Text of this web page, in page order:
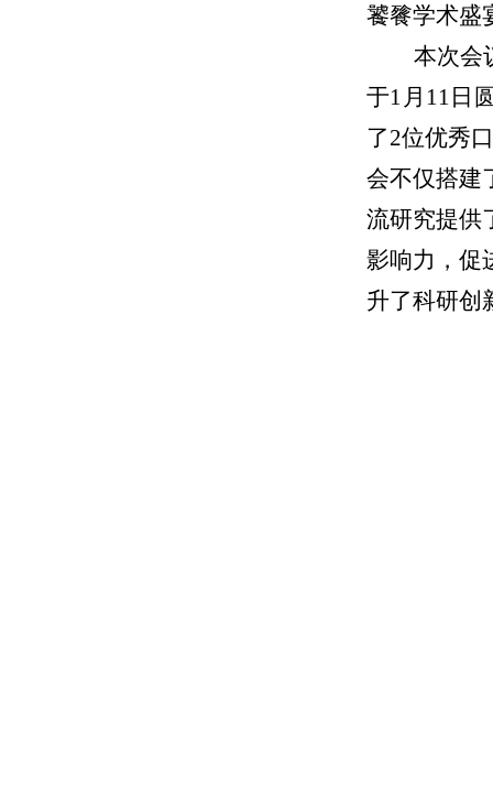
饕餮学术盛
本次会
于1 月 11 日
了2位优秀
会不仅搭建
流研究提供
影响力，促
升了科研创